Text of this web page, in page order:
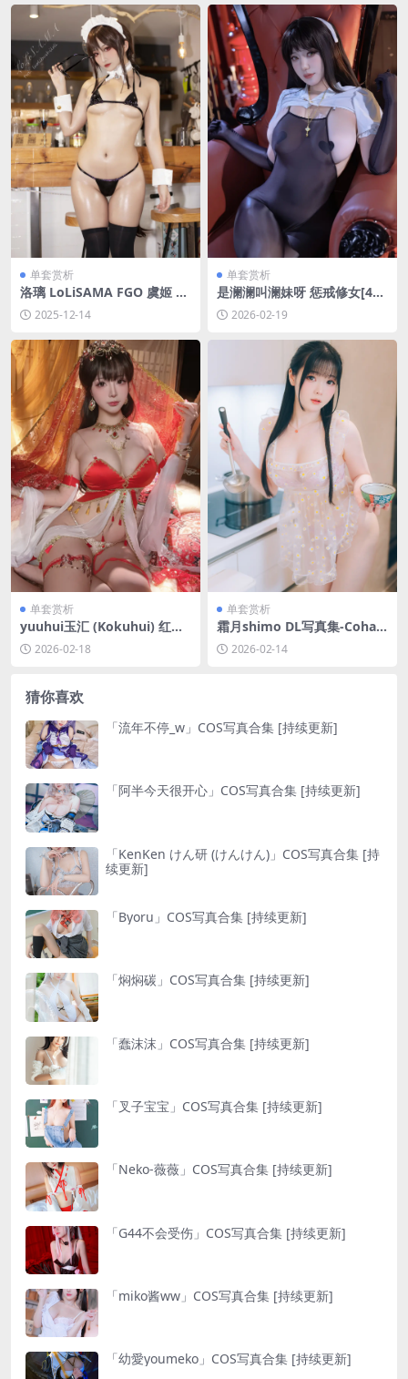
单套赏析
洛璃 LoLiSAMA FGO 虞姬 女
仆比基尼[68P-530.5M]
2025-12-14
单套赏析
是澜澜叫澜妹呀 惩戒修女[44P
-1V-758M]
2026-02-19
单套赏析
yuuhui玉汇 (Kokuhui) 红宝
石[45P-2V-630M]
2026-02-18
单套赏析
霜月shimo DL写真集-Cohabi
tation With Shimo Chan[85
P-79.1M]
2026-02-14
猜你喜欢
「流年不停_w」COS写真合集 [持续更新]
「阿半今天很开心」COS写真合集 [持续更新]
「KenKen けん研 (けんけん)」COS写真合集 [持
续更新]
「Byoru」COS写真合集 [持续更新]
「焖焖碳」COS写真合集 [持续更新]
「蠢沫沫」COS写真合集 [持续更新]
「叉子宝宝」COS写真合集 [持续更新]
「Neko-薇薇」COS写真合集 [持续更新]
「G44不会受伤」COS写真合集 [持续更新]
「miko酱ww」COS写真合集 [持续更新]
「幼愛youmeko」COS写真合集 [持续更新]